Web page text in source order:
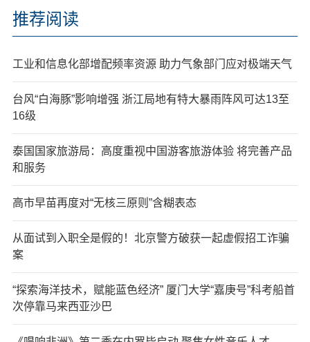
推荐阅读
工业和信息化部增配频率资源 助力气象部门应对极端天气
台风“白海豚”影响增强 浙江局地有特大暴雨阵风可达13至
16级
泰国国家旅游局：高度重视中国游客旅游体验 将完善产品
和服务
高市早苗再度对“无核三原则”含糊表态
从面试到入职全是假的！北京警方破获一起虚假招工诈骗
案
“探索海洋技术，赋能蓝色经济” 厦门大学“嘉庚号”科考船首
次停靠马来西亚沙巴